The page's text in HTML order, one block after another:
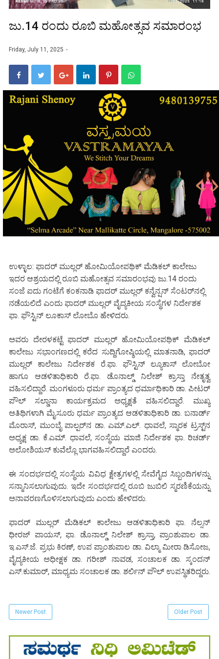
ಜು.14 ರಂದು ರೂಬಿ ಮಹೋತ್ಸವ ಸಮಾರಂಭ
Friday, July 11, 2025
ಉಳ್ಳಾಲ: ಫಾದರ್ ಮುಲ್ಲರ್ ಹೋಮಿಯೋಪಥಿಕ್ ಮೆಡಿಕಲ್ ಕಾಲೇಜು
ಇದರ ಆಶ್ರಯದಲ್ಲಿ ರೂಬಿ ಮಹೋತ್ಸವ ಸಮಾರಂಭವು ಜು.14 ರಂದು
ಸಂಜೆ ಐದು ಗಂಟೆಗೆ ಕಂಕನಾಡಿ ಫಾದರ್ ಮುಲ್ಲರ್ ಕನ್ವೆನ್ಷನ್ ಸೆಂಟರ್‌ನಲ್ಲಿ
ನಡೆಯಲಿದೆ ಎಂದು ಫಾದರ್ ಮುಲ್ಲರ್ ವೈದ್ಯಕೀಯ ಸಂಸ್ಥೆಗಳ ನಿರ್ದೇಶಕ
ಫಾ. ಫೌಸ್ಟಿನ್ ಲೂಕಾಸ್ ಲೋಬೊ ಹೇಳಿದರು.
ಅವರು ದೇರಳಕಟ್ಟೆ ಫಾದರ್ ಮುಲ್ಲರ್ ಹೋಮಿಯೋಪಥಿಕ್ ಮೆಡಿಕಲ್
ಕಾಲೇಜು ಸಭಾಂಗಣದಲ್ಲಿ ಕರೆದ ಸುದ್ದಿಗೋಷ್ಠಿಯಲ್ಲಿ ಮಾತನಾಡಿ, ಫಾದರ್
ಮುಲ್ಲರ್ ಕಾಲೇಜು ನಿರ್ದೇಶಕ ರೆ.ಫಾ. ಫೌಸ್ಟಿನ್ ಲ್ಯೂಕಾಸ್ ಲೋಬೋ
ಹಾಗೂ ಆಡಳಿತಾಧಿಕಾರಿ ರೆ.ಫಾ. ಡೊನಾಲ್ಡ್ ನಿಲೇಶ್ ಕ್ರಾಸ್ತಾ ನೇತೃತ್ವ
ವಹಿಸಲಿದ್ದಾರೆ. ಮಂಗಳೂರು ಧರ್ಮ ಪ್ರಾಂತ್ಯದ ಧರ್ಮಾಧಿಕಾರಿ ಡಾ. ಪೀಟರ್
ಪೌಲ್ ಸಲ್ಡಾನಾ ಕಾರ್ಯಕ್ರಮದ ಅಧ್ಯಕ್ಷತೆ ವಹಿಸಲಿದ್ದಾರೆ. ಮುಖ್ಯ
ಅತಿಥಿಗಳಾಗಿ ಮೈಸೂರು ಧರ್ಮ ಪ್ರಾಂತ್ಯದ ಆಡಳಿತಾಧಿಕಾರಿ ಡಾ. ಬನಾರ್ಡ್
ಮೊರಾಸ್, ಮುಂಬೈ ಪಾಲ್ಪರ್‌ನ ಡಾ. ಎಮ್.ಎಲ್. ಧಾವಲೆ, ಸ್ಮಾರಕ ಟ್ರಸ್ಟ್‌ನ
ಅಧ್ಯಕ್ಷ ಡಾ. ಕೆ.ಎಮ್. ಧಾವಲೆ, ಸಂಸ್ಥೆಯ ಮಾಜಿ ನಿರ್ದೇಶಕ ಫಾ. ರಿಚರ್ಡ್
ಅಲೋಶಿಯಸ್ ಕುವೆಲ್ಲೊ ಭಾಗವಹಿಸಲಿದ್ದಾರೆ ಎಂದರು.
ಈ ಸಂದರ್ಭದಲ್ಲಿ ಸಂಸ್ಥೆಯ ವಿವಿಧ ಕ್ಷೇತ್ರಗಳಲ್ಲಿ ಸೇವೆಗೈದ ಸಿಬ್ಬಂದಿಗಳನ್ನು
ಸನ್ಮಾನಿಸಲಾಗುವುದು. ಇದೇ ಸಂದರ್ಭದಲ್ಲಿ ರೂಬಿ ಜುಬಿಲಿ ಸ್ಮರಣಿಕೆಯನ್ನು
ಅನಾವರಣಗೊಳಿಸಲಾಗುವುದು ಎಂದು ಹೇಳಿದರು.
ಫಾದರ್ ಮುಲ್ಲರ್ ಮೆಡಿಕಲ್ ಕಾಲೇಜು ಆಡಳಿತಾಧಿಕಾರಿ ಫಾ. ನೆಲ್ಸನ್
ಧೀರಜ್ ಪಾಯಸ್, ಫಾ. ಡೊನಾಲ್ಡ್ ನಿಲೇಶ್ ಕ್ರಾಸ್ತಾ, ಪ್ರಾಂಶುಪಾಲ ಡಾ.
ಇ.ಎಸ್.ಜೆ. ಪ್ರಭು ಕಿರಣ್, ಉಪ ಪ್ರಾಂಶುಪಾಲ ಡಾ. ವಿಲ್ಮಾ ಮೀರಾ ಡಿಸೋಜ,
ವೈದ್ಯಕೀಯ ಅಧೀಕ್ಷಕ ಡಾ. ಗರೀಶ್ ನಾವಡ, ಸಂಚಾಲಕ ಡಾ. ಸ್ಕಂದನ್
ಎಸ್.ಕುಮಾರ್, ಮಾಧ್ಯಮ ಸಂಚಾಲಕ ಡಾ. ಶರ್ಲಿನ್ ಪೌಲ್ ಉಪಸ್ಥಿತರಿದ್ದರು.
Newer Post Older Post